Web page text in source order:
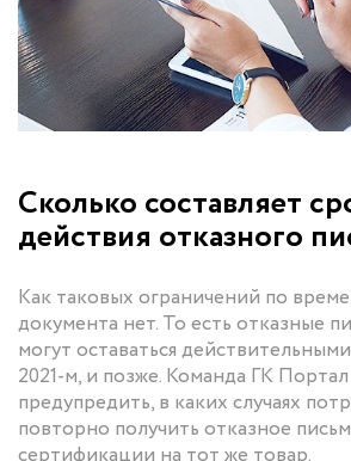
Сколько составляет
действия отказного
Как таковых ограничений по
документа нет. То есть отказные
могут оставаться
2021-м, и позже. Команда ГК
предупредить, в каких случаях
повторно получить отказное